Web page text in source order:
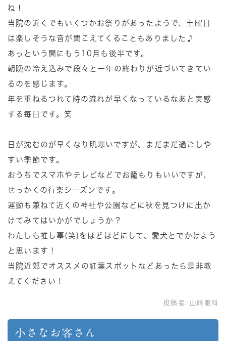
ね！
当院の近くでもいくつかお祭りがあったようで、土曜日
は楽しそうな音が聞こえてくることもありました♪
あっという間にもう10月も後半です。
朝晩の冷え込みで段々と一年の終わりが近づいてきてい
るのを感じます。
年を重ねるつれて時の流れが早くなっているなあと実感
する毎日です。笑
日が沈むのが早くなり肌寒いですが、まだまだ過ごしや
すい季節です。
おうちでスマホやテレビなどでお籠もりもいいですが、
せっかくの行楽シーズンです。
運動も兼ねて近くの神社や公園などに秋を見つけに出か
けてみてはいかがでしょうか？
わたしも推し事(笑)をほどほどにして、愛犬とでかけよう
と思います！
当院近郊でオススメの紅葉スポットなどあったら是非教
えてください！
投稿者: 山﨑眼科
小さなお客さん